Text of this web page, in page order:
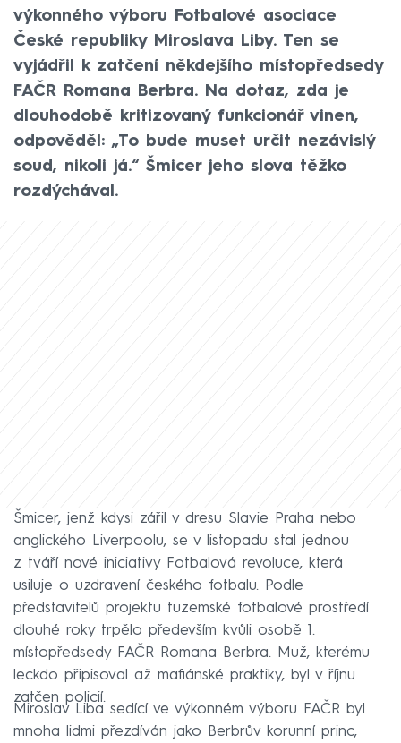
výkonného výboru Fotbalové asociace
České republiky Miroslava Liby. Ten se
vyjádřil k zatčení někdejšího místopředsedy
FAČR Romana Berbra. Na dotaz, zda je
dlouhodobě kritizovaný funkcionář vinen,
odpověděl: „To bude muset určit nezávislý
soud, nikoli já.“ Šmicer jeho slova těžko
rozdýchával.
Šmicer, jenž kdysi zářil v dresu Slavie Praha nebo
anglického Liverpoolu, se v listopadu stal jednou
z tváří nové iniciativy Fotbalová revoluce, která
usiluje o uzdravení českého fotbalu. Podle
představitelů projektu tuzemské fotbalové prostředí
dlouhé roky trpělo především kvůli osobě 1.
místopředsedy FAČR Romana Berbra. Muž, kterému
leckdo připisoval až mafiánské praktiky, byl v říjnu
zatčen policií.
Miroslav Liba sedící ve výkonném výboru FAČR byl
mnoha lidmi přezdíván jako Berbrův korunní princ,